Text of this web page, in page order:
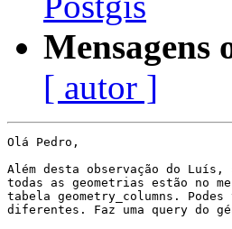
Mensagens
[ autor ]
Olá Pedro,
Além desta observação do
todas as geometrias estão no
tabela geometry_columns.
diferentes. Faz uma query do